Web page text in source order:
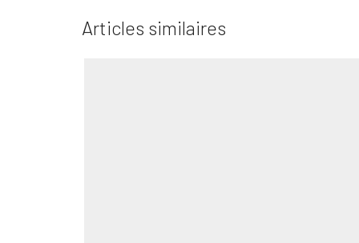
Articles similaires